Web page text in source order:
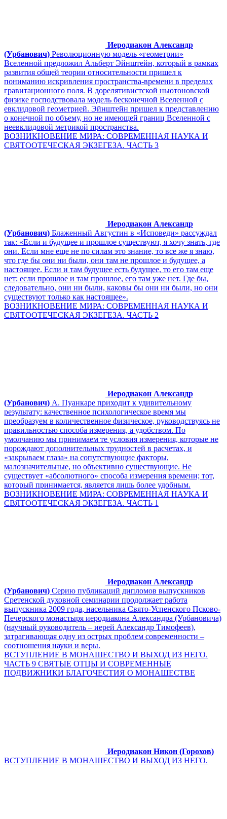
Иеродиакон Александр
(Урбанович) Революционную модель «геометрии»
Вселенной предложил Альберт Эйнштейн, который в рамках
развития общей теории относительности пришел к
пониманию искривления пространства-времени в пределах
гравитационного поля. В дорелятивистской ньютоновской
физике господствовала модель бесконечной Вселенной с
евклидовой геометрией. Эйнштейн пришел к представлению
о конечной по объему, но не имеющей границ Вселенной с
неевклидовой метрикой пространства.
ВОЗНИКНОВЕНИЕ МИРА: СОВРЕМЕННАЯ НАУКА И
СВЯТООТЕЧЕСКАЯ ЭКЗЕГЕЗА. ЧАСТЬ 3
Иеродиакон Александр
(Урбанович) Блаженный Августин в «Исповеди» рассуждал
так: «Если и будущее и прошлое существуют, я хочу знать, где
они. Если мне еще не по силам это знание, то все же я знаю,
что где бы они ни были, они там не прошлое и будущее, а
настоящее. Если и там будущее есть будущее, то его там еще
нет; если прошлое и там прошлое, его там уже нет. Где бы,
следовательно, они ни были, каковы бы они ни были, но они
существуют только как настоящее».
ВОЗНИКНОВЕНИЕ МИРА: СОВРЕМЕННАЯ НАУКА И
СВЯТООТЕЧЕСКАЯ ЭКЗЕГЕЗА. ЧАСТЬ 2
Иеродиакон Александр
(Урбанович) А. Пуанкаре приходит к удивительному
результату: качественное психологическое время мы
преобразуем в количественное физическое, руководствуясь не
правильностью способа измерения, а удобством. По
умолчанию мы принимаем те условия измерения, которые не
порождают дополнительных трудностей в расчетах, и
«закрываем глаза» на сопутствующие факторы,
малозначительные, но объективно существующие. Не
существует «абсолютного» способа измерения времени; тот,
который принимается, является лишь более удобным.
ВОЗНИКНОВЕНИЕ МИРА: СОВРЕМЕННАЯ НАУКА И
СВЯТООТЕЧЕСКАЯ ЭКЗЕГЕЗА. ЧАСТЬ 1
Иеродиакон Александр
(Урбанович) Серию публикаций дипломов выпускников
Сретенской духовной семинарии продолжает работа
выпускника 2009 года, насельника Свято-Успенского Псково-
Печерского монастыря иеродиакона Александра (Урбановича)
(научный руководитель – иерей Александр Тимофеев),
затрагивающая одну из острых проблем современности –
соотношения науки и веры.
ВСТУПЛЕНИЕ В МОНАШЕСТВО И ВЫХОД ИЗ НЕГО.
ЧАСТЬ 9 СВЯТЫЕ ОТЦЫ И СОВРЕМЕННЫЕ
ПОДВИЖНИКИ БЛАГОЧЕСТИЯ О МОНАШЕСТВЕ
Иеродиакон Никон (Горохов)
ВСТУПЛЕНИЕ В МОНАШЕСТВО И ВЫХОД ИЗ НЕГО.